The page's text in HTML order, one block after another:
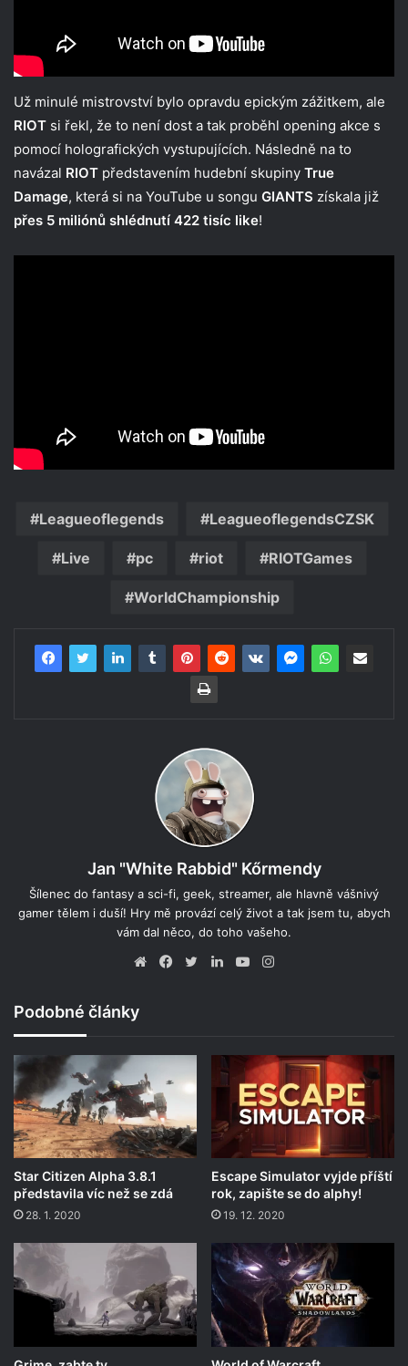
Už minulé mistrovství bylo opravdu epickým zážitkem, ale
RIOT si řekl, že to není dost a tak proběhl opening akce s
pomocí holografických vystupujících. Následně na to
navázal RIOT představením hudební skupiny True
Damage, která si na YouTube u songu GIANTS získala již
přes 5 miliónů shlédnutí 422 tisíc like!
Leagueoflegends LeagueoflegendsCZSK
Live pc riot RIOTGames
WorldChampionship
Jan "White Rabbid" Kőrmendy
Šílenec do fantasy a sci-fi, geek, streamer, ale hlavně vášnivý
gamer tělem i duší! Hry mě provází celý život a tak jsem tu, abych
vám dal něco, do toho vašeho.
WebsiteFacebook
TwitterLinkedInYouTube
Podobné články
Star Citizen Alpha 3.8.1
představila víc než se zdá
28. 1. 2020
Escape Simulator vyjde příští
rok, zapište se do alphy!
19. 12. 2020